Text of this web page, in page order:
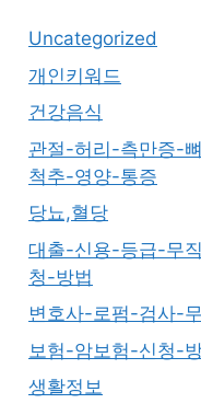
Uncategorized
개인키워드
건강음식
관절-허리-측만증-
척추-영양-통증
당뇨,혈당
대출-신용-등급-무
청-방법
변호사-로펌-검사-
보험-암보험-신청-
생활정보